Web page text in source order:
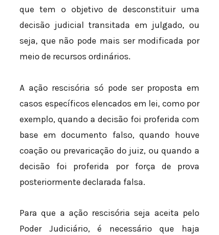
que tem o objetivo de desconstituir uma
decisão judicial transitada em julgado, ou
seja, que não pode mais ser modificada por
meio de recursos ordinários.
A ação rescisória só pode ser proposta em
casos específicos elencados em lei, como por
exemplo, quando a decisão foi proferida com
base em documento falso, quando houve
coação ou prevaricação do juiz, ou quando a
decisão foi proferida por força de prova
posteriormente declarada falsa.
Para que a ação rescisória seja aceita pelo
Poder Judiciário, é necessário que haja